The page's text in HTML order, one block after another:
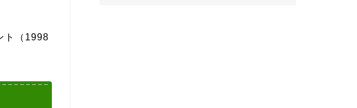
ト（1998